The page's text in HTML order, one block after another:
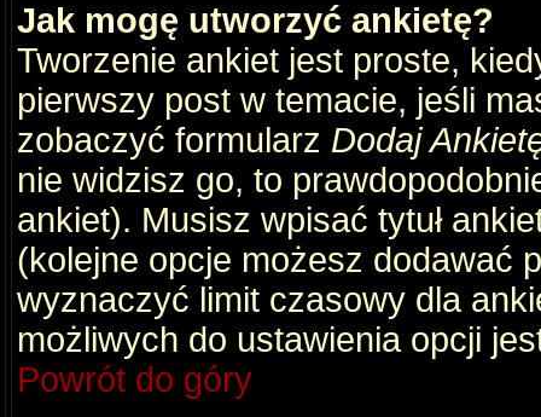
Jak mogę utworzyć ankietę?
Tworzenie ankiet jest proste,
pierwszy post w temacie, jeśli
zobaczyć formularz Dodaj
nie widzisz go, to
ankiet). Musisz wpisać tytuł
(kolejne opcje możesz dodawać
wyznaczyć limit czasowy dla
możliwych do ustawienia opcji
Powrót do góry